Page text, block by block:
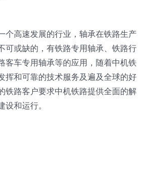
个高速发展的行业，轴承在铁路生产
可或缺的，有铁路专用轴承、铁路行
客车专用轴承等的应用，随着中机铁
挥和可靠的技术服务及遍及全球的好
铁路客户要求中机铁路提供全面的解
和运行。